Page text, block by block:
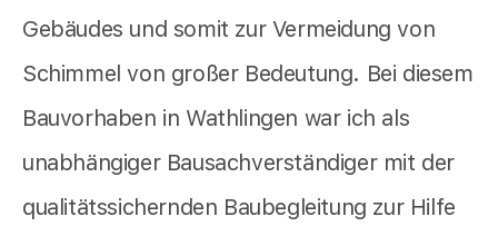
Gebäudes und somit zur Vermeidung von
Schimmel von großer Bedeutung. Bei diesem
Bauvorhaben in Wathlingen war ich als
unabhängiger Bausachverständiger mit der
qualitätssichernden Baubegleitung zur Hilfe